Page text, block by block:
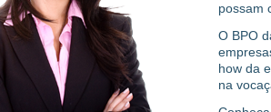
possam
O BPO
how da
na